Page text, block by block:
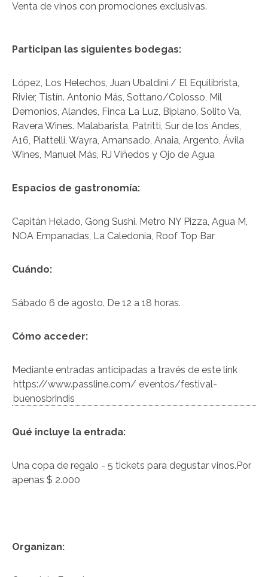
Venta de vinos con promociones exclusivas.
Participan las siguientes bodegas:
López, Los Helechos, Juan Ubaldini / El Equilibrista,
Rivier, Tistín. Antonio Más, Sottano/Colosso, Mil
Demonios, Alandes, Finca La Luz, Biplano, Solito Va,
Ravera Wines. Malabarista, Patritti, Sur de los Andes,
A16, Piattelli, Wayra, Amansado, Anaia, Argento, Ávila
Wines, Manuel Más, RJ Viñedos y Ojo de Agua
Espacios de gastronomía:
Capitán Helado, Gong Sushi. Metro NY Pizza, Agua M,
NOA Empanadas, La Caledonia, Roof Top Bar
Cuándo:
Sábado 6 de agosto. De 12 a 18 horas.
Cómo acceder:
Mediante entradas anticipadas a través de este link
https://www.passline.com/ eventos/festival-
buenosbrindis
Qué incluye la entrada:
Una copa de regalo - 5 tickets para degustar vinos.Por
apenas $ 2.000
Organizan: